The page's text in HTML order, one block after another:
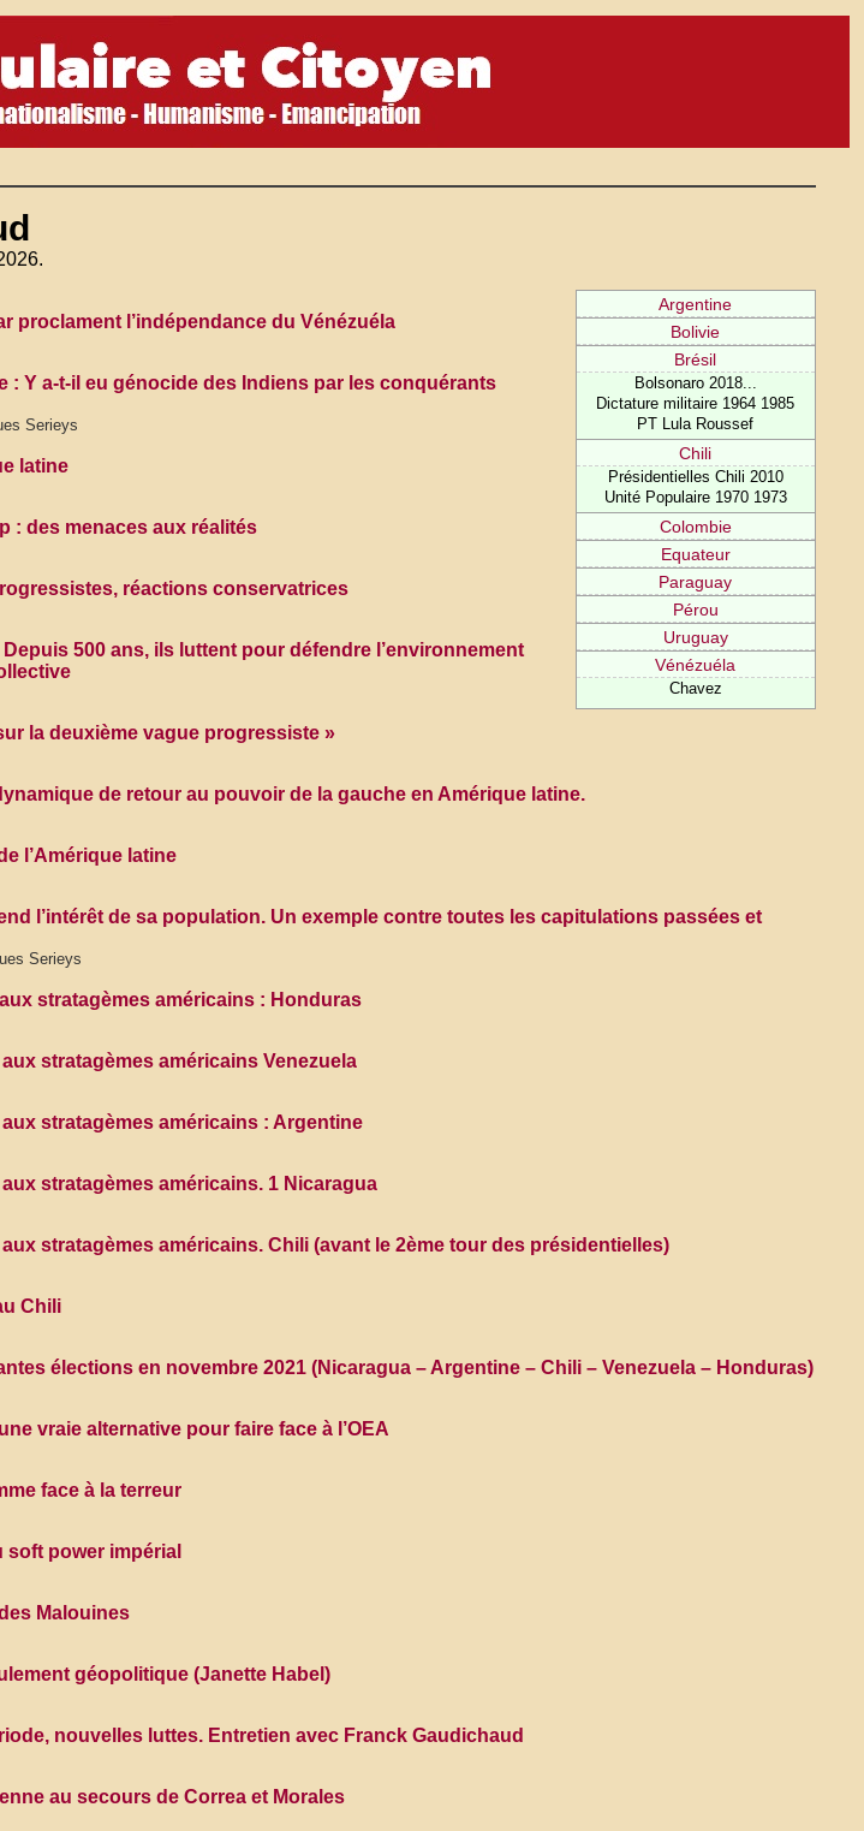
Argentine
Bolivie
Brésil
Bolsonaro 2018...
Dictature militaire 1964 1985
PT Lula Roussef
Chili
Présidentielles Chili 2010
Unité Populaire 1970 1973
Colombie
Equateur
Paraguay
Pérou
Uruguay
Vénézuéla
Chavez
proclament l’indépendance du Vénézuéla
: Y a-t-il eu génocide des Indiens par les conquérants
Serieys
latine
: des menaces aux réalités
réactions conservatrices
Depuis 500 ans, ils luttent pour défendre l’environnement
la deuxième vague progressiste »
de retour au pouvoir de la gauche en Amérique latine.
l’Amérique latine
l’intérêt de sa population. Un exemple contre toutes les capitulations passées et
Serieys
stratagèmes américains : Honduras
stratagèmes américains Venezuela
stratagèmes américains : Argentine
stratagèmes américains. 1 Nicaragua
stratagèmes américains. Chili (avant le 2ème tour des présidentielles)
Chili
élections en novembre 2021 (Nicaragua – Argentine – Chili – Venezuela – Honduras)
vraie alternative pour faire face à l’OEA
face à la terreur
power impérial
Malouines
géopolitique (Janette Habel)
nouvelles luttes. Entretien avec Franck Gaudichaud
au secours de Correa et Morales